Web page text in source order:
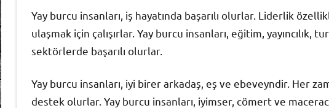
Yay burcu insanları, iş hayatında başarılı olurlar. Liderlik
ulaşmak için çalışırlar. Yay burcu insanları, eğitim, yayıncılık,
sektörlerde başarılı olurlar.
Yay burcu insanları, iyi birer arkadaş, eş ve ebeveyndir. Her
destek olurlar. Yay burcu insanları, iyimser, cömert ve